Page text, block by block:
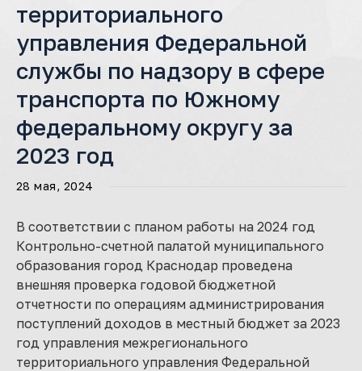
территориального
управления Федеральной
службы по надзору в сфере
транспорта по Южному
федеральному округу за
2023 год
28 мая, 2024
В соответствии с планом работы на 2024 год
Контрольно-счетной палатой муниципального
образования город Краснодар проведена
внешняя проверка годовой бюджетной
отчетности по операциям администрирования
поступлений доходов в местный бюджет за 2023
год управления межрегионального
территориального управления Федеральной